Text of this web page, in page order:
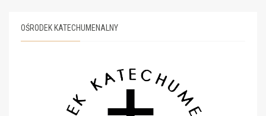
OŚRODEK KATECHUMENALNY